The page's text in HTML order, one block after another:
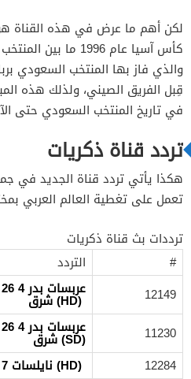
لكن أهم ما عرض في هذه القناة
كأس آسيا عام 1996
والذي فاز بها المنتخب السعودي
قِبل الفريق الصيني، ولذلك هذه
في تاريخ المنتخب السعودي حتى
تردد قناة ذكريات
هكذا يأتي تردد قناة الجديد في
تعمل على تغطية العالم العربي
ترددات بث قناة ذكريات
#
التردد
12149
عربسات بدر 4 26
(HD) شرق
11230
عربسات بدر 4 26
(SD) شرق
12284
(HD) نايلسات 7 غرب